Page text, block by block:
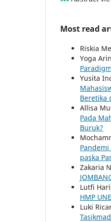
Most read
Riskia
Yoga
Yusita
Beretika
Allisa
Pada
Buruk?
Pandemi
paska
Zakaria
Lutfi
HMP
Luki